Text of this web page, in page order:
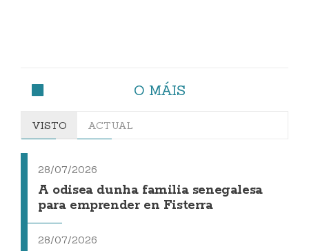
O MÁIS
VISTO ACTUAL
28/07/2026
A odisea dunha familia senegalesa
para emprender en Fisterra
28/07/2026